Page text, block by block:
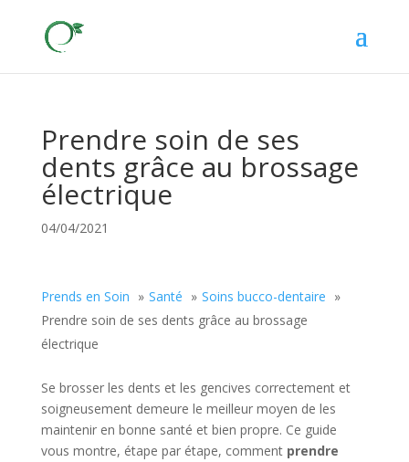
Prendre soin de ses
dents grâce au brossage
électrique
04/04/2021
Prends en Soin Santé
Soins bucco-dentaire
Prendre soin de ses dents grâce au brossage
électrique
Se brosser les dents et les gencives correctement et
soigneusement demeure le meilleur moyen de les
maintenir en bonne santé et bien propre. Ce guide
vous montre, étape par étape, comment prendre